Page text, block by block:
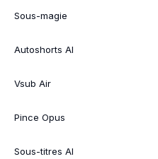
Sous-magie
Autoshorts AI
Vsub Air
Pince Opus
Sous-titres AI